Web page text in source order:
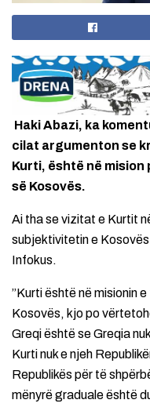
Haki Abazi, ka
cilat argumenton se
Kurti, është në mision
së Kosovës.
Ai tha se vizitat e Kurtit
subjektivitetin e
Infokus.
”Kurti është në misionin
Kosovës, kjo po
Greqi është se Greqia
Kurti nuk e njeh
Republikës për të
mënyrë graduale është